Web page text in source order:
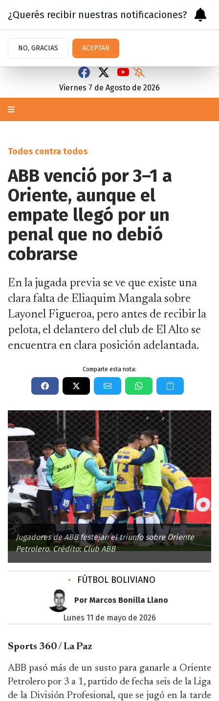
Viernes 7 de Agosto de 2026
Todos contra todos
ABB venció por 3–1 a
Oriente, aunque el
empate llegó por un
penal que no debió
cobrarse
En la jugada previa se ve que existe una
clara falta de Eliaquim Mangala sobre
Layonel Figueroa, pero antes de recibir la
pelota, el delantero del club de El Alto se
encuentra en clara posición adelantada.
Comparte esta nota:
Jugadores de ABB festejan el triunfo sobre Oriente
Petrolero. Crédito: Club ABB
• FÚTBOL BOLIVIANO
Por Marcos Bonilla Llano
lunes 11 de mayo de 2026
Sports 360 / La Paz
ABB pasó más de un susto para ganarle a Oriente
Petrolero por 3 a 1, partido de fecha seis de la Liga
de la División Profesional, que se jugó en la tarde
¿Querés recibir nuestras notificaciones?
NO, GRACIAS ACEPTAR